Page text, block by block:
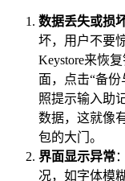
数据丢失或损
坏，用户不要
Keystore来恢
面，点击“备
照提示输入助
数据，这就像
包的大门。
界面显示异常
况，如字体模